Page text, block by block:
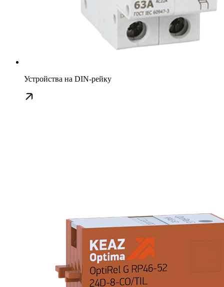
Устройства на DIN-рейку